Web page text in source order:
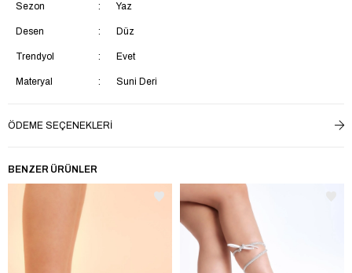
Sezon Yaz
Desen Düz
Trendyol Evet
Materyal Suni Deri
Topuk Tipi
Astar Materyali Suni Deri
Ek Özellik Mevcut Değil
İç Taban Materyali
Saya Materyali
ÖDEME SEÇENEKLERI
BENZER ÜRÜNLER